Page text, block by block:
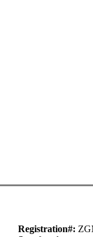
Registration#: